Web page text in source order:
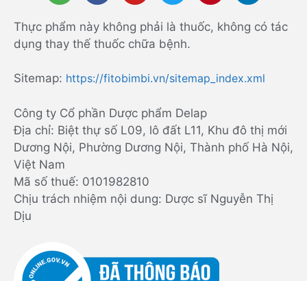
Thực phẩm này không phải là thuốc, không có tác
dụng thay thế thuốc chữa bệnh.
Sitemap: https://fitobimbi.vn/sitemap_index.xml
Công ty Cổ phần Dược phẩm Delap
Địa chỉ: Biệt thự số L09, lô đất L11, Khu đô thị mới
Dương Nội, Phường Dương Nội, Thành phố Hà Nội,
Việt Nam
Mã số thuế: 0101982810
Chịu trách nhiệm nội dung: Dược sĩ Nguyễn Thị
Dịu